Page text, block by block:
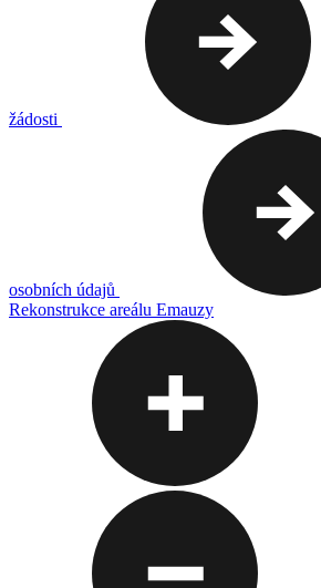
žádosti
osobních údajů
Rekonstrukce areálu Emauzy